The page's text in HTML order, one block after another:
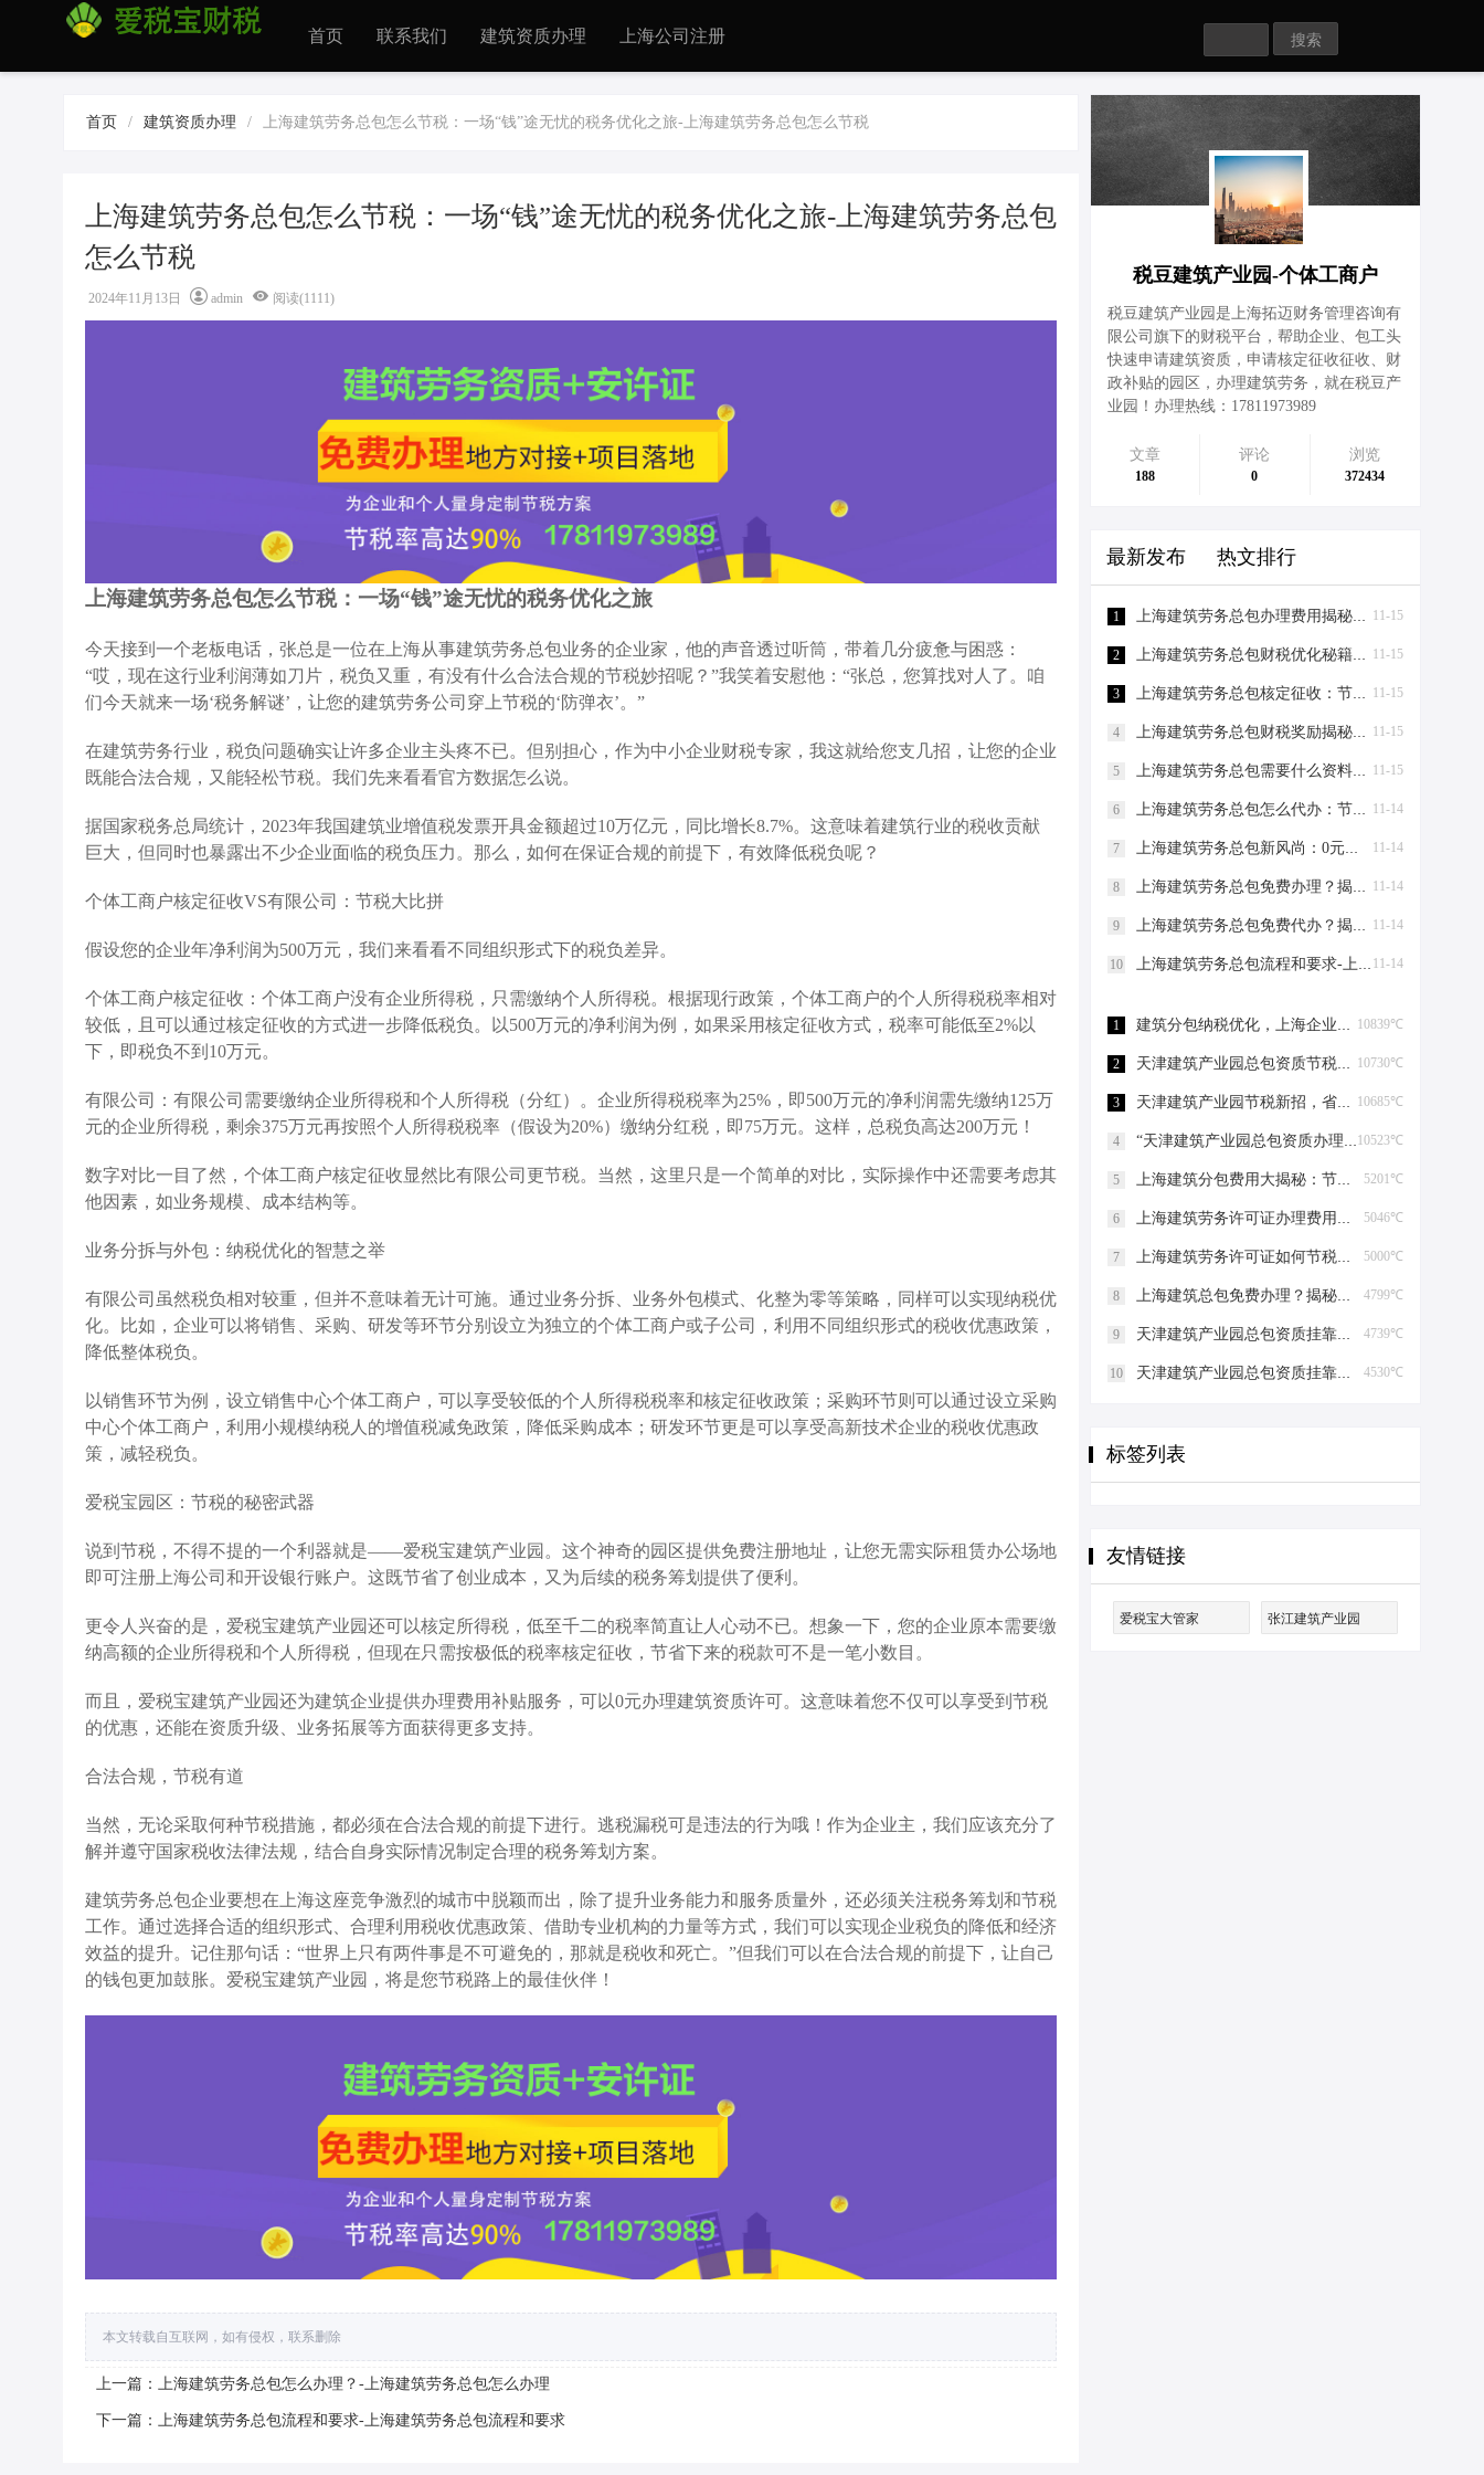
首页 联系我们 建筑资质办理 上海公司注册
首页 / 建筑资质办理 / 上海建筑劳务总包怎么节税：一场“钱”途无忧的税务优化之旅-上海建筑劳务总包怎么节税
上海建筑劳务总包怎么节税：一场“钱”途无忧的税务优化之旅-上海建筑劳务总包
怎么节税
2024年11月13日 admin 阅读(1111)
上海建筑劳务总包怎么节税：一场“钱”途无忧的税务优化之旅
今天接到一个老板电话，张总是一位在上海从事建筑劳务总包业务的企业家，他的声音透过听筒，带着几分疲惫与困惑：
“哎，现在这行业利润薄如刀片，税负又重，有没有什么合法合规的节税妙招呢？”我笑着安慰他：“张总，您算找对人了。咱
们今天就来一场‘税务解谜’，让您的建筑劳务公司穿上节税的‘防弹衣’。”
在建筑劳务行业，税负问题确实让许多企业主头疼不已。但别担心，作为中小企业财税专家，我这就给您支几招，让您的企业
既能合法合规，又能轻松节税。我们先来看看官方数据怎么说。
据国家税务总局统计，2023年我国建筑业增值税发票开具金额超过10万亿元，同比增长8.7%。这意味着建筑行业的税收贡献
巨大，但同时也暴露出不少企业面临的税负压力。那么，如何在保证合规的前提下，有效降低税负呢？
个体工商户核定征收VS有限公司：节税大比拼
假设您的企业年净利润为500万元，我们来看看不同组织形式下的税负差异。
个体工商户核定征收：个体工商户没有企业所得税，只需缴纳个人所得税。根据现行政策，个体工商户的个人所得税税率相对
较低，且可以通过核定征收的方式进一步降低税负。以500万元的净利润为例，如果采用核定征收方式，税率可能低至2%以
下，即税负不到10万元。
有限公司：有限公司需要缴纳企业所得税和个人所得税（分红）。企业所得税税率为25%，即500万元的净利润需先缴纳125万
元的企业所得税，剩余375万元再按照个人所得税税率（假设为20%）缴纳分红税，即75万元。这样，总税负高达200万元！
数字对比一目了然，个体工商户核定征收显然比有限公司更节税。当然，这里只是一个简单的对比，实际操作中还需要考虑其
他因素，如业务规模、成本结构等。
业务分拆与外包：纳税优化的智慧之举
有限公司虽然税负相对较重，但并不意味着无计可施。通过业务分拆、业务外包模式、化整为零等策略，同样可以实现纳税优
化。比如，企业可以将销售、采购、研发等环节分别设立为独立的个体工商户或子公司，利用不同组织形式的税收优惠政策，
降低整体税负。
以销售环节为例，设立销售中心个体工商户，可以享受较低的个人所得税税率和核定征收政策；采购环节则可以通过设立采购
中心个体工商户，利用小规模纳税人的增值税减免政策，降低采购成本；研发环节更是可以享受高新技术企业的税收优惠政
策，减轻税负。
爱税宝园区：节税的秘密武器
说到节税，不得不提的一个利器就是——爱税宝建筑产业园。这个神奇的园区提供免费注册地址，让您无需实际租赁办公场地
即可注册上海公司和开设银行账户。这既节省了创业成本，又为后续的税务筹划提供了便利。
更令人兴奋的是，爱税宝建筑产业园还可以核定所得税，低至千二的税率简直让人心动不已。想象一下，您的企业原本需要缴
纳高额的企业所得税和个人所得税，但现在只需按极低的税率核定征收，节省下来的税款可不是一笔小数目。
而且，爱税宝建筑产业园还为建筑企业提供办理费用补贴服务，可以0元办理建筑资质许可。这意味着您不仅可以享受到节税
的优惠，还能在资质升级、业务拓展等方面获得更多支持。
合法合规，节税有道
当然，无论采取何种节税措施，都必须在合法合规的前提下进行。逃税漏税可是违法的行为哦！作为企业主，我们应该充分了
解并遵守国家税收法律法规，结合自身实际情况制定合理的税务筹划方案。
建筑劳务总包企业要想在上海这座竞争激烈的城市中脱颖而出，除了提升业务能力和服务质量外，还必须关注税务筹划和节税
工作。通过选择合适的组织形式、合理利用税收优惠政策、借助专业机构的力量等方式，我们可以实现企业税负的降低和经济
效益的提升。记住那句话：“世界上只有两件事是不可避免的，那就是税收和死亡。”但我们可以在合法合规的前提下，让自己
的钱包更加鼓胀。爱税宝建筑产业园，将是您节税路上的最佳伙伴！
本文转载自互联网，如有侵权，联系删除
上一篇：上海建筑劳务总包怎么办理？-上海建筑劳务总包怎么办理
下一篇：上海建筑劳务总包流程和要求-上海建筑劳务总包流程和要求
税豆建筑产业园-个体工商户
税豆建筑产业园是上海拓迈财务管理咨询有
限公司旗下的财税平台，帮助企业、包工头
快速申请建筑资质，申请核定征收征收、财
政补贴的园区，办理建筑劳务，就在税豆产
业园！办理热线：17811973989
文章
188
评论
0
浏览
372434
最新发布 热文排行
11-15
1 上海建筑劳务总包办理费用揭秘：0元注册，轻松成老板！-上海建筑劳务总包办理费用
11-15
2 上海建筑劳务总包财税优化秘籍！0元办资质，节税高达80%-上海建筑劳务总包财税优化
11-15
3 上海建筑劳务总包核定征收：节税新策略，助力企业轻装上阵！-上海建筑劳务总包核定征收
11-15
4 上海建筑劳务总包财税奖励揭秘：节税百万不是梦！-上海建筑劳务总包财税奖励
11-15
5 上海建筑劳务总包需要什么资料？-上海建筑劳务总包需要什么资料
11-14
6 上海建筑劳务总包怎么代办：节税妙招大揭秘！-上海建筑劳务总包怎么代办
11-14
7 上海建筑劳务总包新风尚：0元注册，节税有道，爱税宝助力企业轻装上阵！-上海建筑劳务总包需要到场吗？
11-14
8 上海建筑劳务总包免费办理？揭秘节税新策略！-上海建筑劳务总包免费办理吗？
11-14
9 上海建筑劳务总包免费代办？揭秘节税新策略，让您轻松成老板！-上海建筑劳务总包免费代办吗？
11-14
10 上海建筑劳务总包流程和要求-上海建筑劳务总包流程和要求
10839℃
1 建筑分包纳税优化，上海企业如何“节税”上海建筑分包纳税优化
10730℃
2 天津建筑产业园总包资质节税，妙招连连看！天津建筑产业园总包资质节税优化
10685℃
3 天津建筑产业园节税新招，省钱大法好嗨哟！天津建筑产业园总包资质节税优化
10523℃
4 “天津建筑产业园总包资质办理”轻松get，关键步骤大揭秘！天津建筑产业园总包资质办理
5201℃
5 上海建筑分包费用大揭秘：节税攻略与股权布局艺术上海建筑分包有什么费用
5046℃
6 上海建筑劳务许可证办理费用揭秘，省钱有妙招！上海建筑劳务许可证办理费用是多少
5000℃
7 上海建筑劳务许可证如何节税上海建筑劳务许可证如何节税
4799℃
8 上海建筑总包免费办理？揭秘节税高招！上海建筑总包免费办理吗？
4739℃
9 天津建筑产业园总包资质挂靠的那些事儿天津建筑产业园总包资质挂靠
4530℃
10 天津建筑产业园总包资质挂靠的那些事儿天津建筑产业园总包资质挂靠
标签列表
友情链接
爱税宝大管家 张江建筑产业园